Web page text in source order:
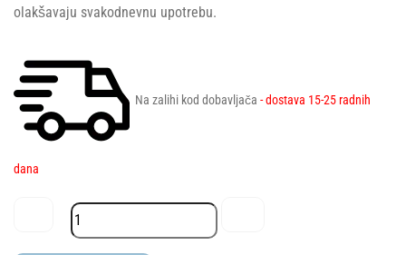
olakšavaju svakodnevnu upotrebu.
Na zalihi kod dobavljača - dostava 15-25 radnih
dana